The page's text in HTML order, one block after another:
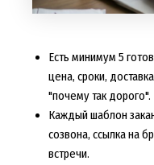
Есть минимум 5
цена, сроки,
"почему так дорого".
Каждый шаблон
созвона, ссылка на
встречи.